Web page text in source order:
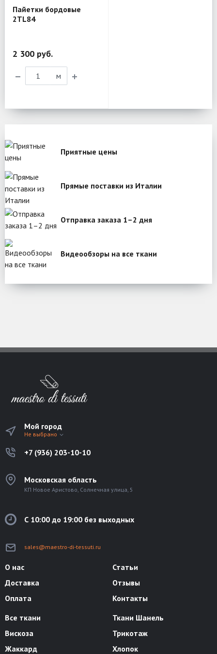
Пайетки бордовые
2TL84
2 300 руб.
м
Приятные цены
Прямые поставки из Италии
Отправка заказа 1–2 дня
Видеообзоры на все ткани
Мой город
Не выбрано
+7 (936) 203-10-10
Московская область
КП Новое Аристово, Солнечная улица, 5
С 10:00 до 19:00 без выходных
sales@maestro-di-tessuti.ru
О нас
Доставка
Оплата
Статьи
Отзывы
Контакты
Все ткани
Вискоза
Жаккард
Ткани Шанель
Трикотаж
Хлопок